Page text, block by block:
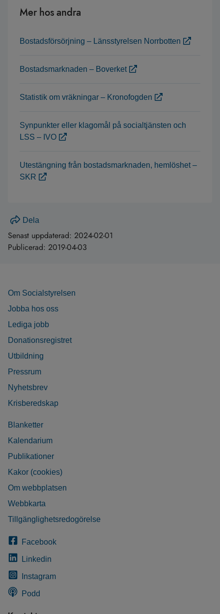
Mer hos andra
Bostadsförsörjning – Länsstyrelsen Norrbotten
Bostadsmarknaden – Boverket
Statistik om vräkningar – Kronofogden
Synpunkter eller klagomål på socialtjänsten och
LSS – IVO
Utestängning från bostadsmarknaden, hemlöshet –
SKR
Dela
Senast uppdaterad: 2024-02-01
Publicerad: 2019-04-03
Om Socialstyrelsen
Jobba hos oss
Lediga jobb
Donationsregistret
Utbildning
Pressrum
Nyhetsbrev
Krisberedskap
Blanketter
Kalendarium
Publikationer
Kakor (cookies)
Om webbplatsen
Webbkarta
Tillgänglighetsredogörelse
Facebook
Linkedin
Instagram
Podd